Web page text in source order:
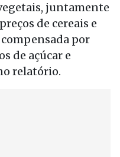
juntamente
de cereais e
por
de açúcar e
relatório.